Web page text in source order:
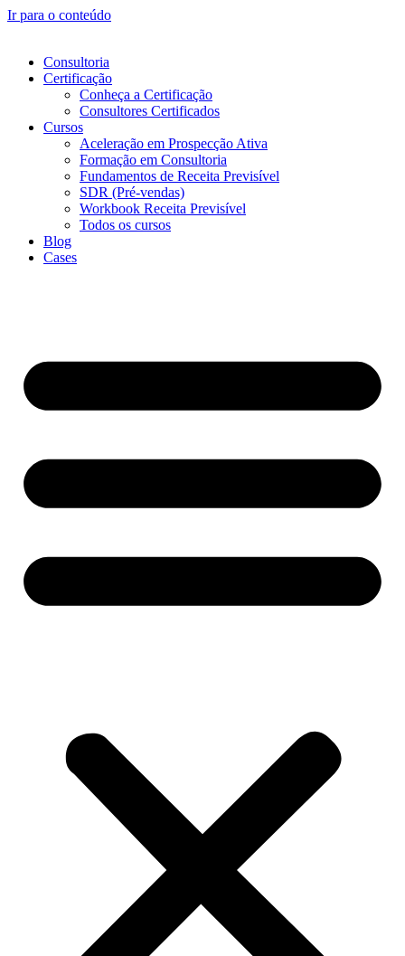
Ir para o conteúdo
Consultoria
Certificação
Conheça a Certificação
Consultores Certificados
Cursos
Aceleração em Prospecção Ativa
Formação em Consultoria
Fundamentos de Receita Previsível
SDR (Pré-vendas)
Workbook Receita Previsível
Todos os cursos
Blog
Cases